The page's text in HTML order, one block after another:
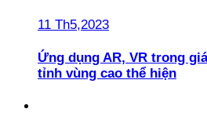
11 Th5,2023
Ứng dụng AR, VR trong
tỉnh vùng cao thể hiện